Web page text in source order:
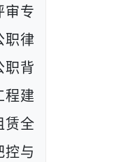
审专
职律
职背
程建
赁全
控与